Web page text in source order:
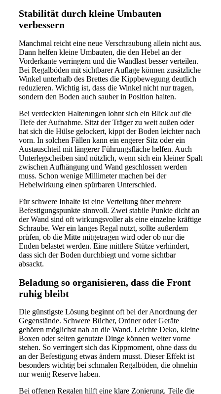
Stabilität durch kleine Umbauten
verbessern
Manchmal reicht eine neue Verschraubung allein nicht aus.
Dann helfen kleine Umbauten, die den Hebel an der
Vorderkante verringern und die Wandlast besser verteilen.
Bei Regalböden mit sichtbarer Auflage können zusätzliche
Winkel unterhalb des Brettes die Kippbewegung deutlich
reduzieren. Wichtig ist, dass die Winkel nicht nur tragen,
sondern den Boden auch sauber in Position halten.
Bei verdeckten Halterungen lohnt sich ein Blick auf die
Tiefe der Aufnahme. Sitzt der Träger zu weit außen oder
hat sich die Hülse gelockert, kippt der Boden leichter nach
vorn. In solchen Fällen kann ein engerer Sitz oder ein
Austauschteil mit längerer Führungsfläche helfen. Auch
Unterlegscheiben sind nützlich, wenn sich ein kleiner Spalt
zwischen Aufhängung und Wand geschlossen werden
muss. Schon wenige Millimeter machen bei der
Hebelwirkung einen spürbaren Unterschied.
Für schwere Inhalte ist eine Verteilung über mehrere
Befestigungspunkte sinnvoll. Zwei stabile Punkte dicht an
der Wand sind oft wirkungsvoller als eine einzelne kräftige
Schraube. Wer ein langes Regal nutzt, sollte außerdem
prüfen, ob die Mitte mitgetragen wird oder ob nur die
Enden belastet werden. Eine mittlere Stütze verhindert,
dass sich der Boden durchbiegt und vorne sichtbar
absackt.
Beladung so organisieren, dass die Front
ruhig bleibt
Die günstigste Lösung beginnt oft bei der Anordnung der
Gegenstände. Schwere Bücher, Ordner oder Geräte
gehören möglichst nah an die Wand. Leichte Deko, kleine
Boxen oder selten genutzte Dinge können weiter vorne
stehen. So verringert sich das Kippmoment, ohne dass du
an der Befestigung etwas ändern musst. Dieser Effekt ist
besonders wichtig bei schmalen Regalböden, die ohnehin
nur wenig Reserve haben.
Bei offenen Regalen hilft eine klare Zonierung. Teile die